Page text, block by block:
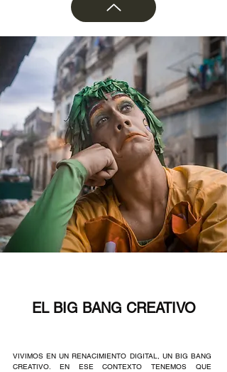
EL BIG BANG CREATIVO
VIVIMOS EN UN RENACIMIENTO DIGITAL, UN BIG BANG
CREATIVO. EN ESE CONTEXTO TENEMOS QUE